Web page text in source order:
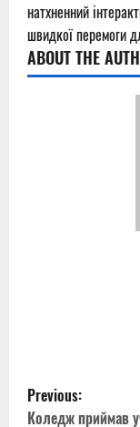
натхненний
швидкої перемоги
ABOUT THE
P
Previous:
Коледж приймав